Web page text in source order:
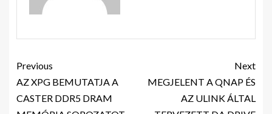
Previous
AZ XPG BEMUTATJA A
CASTER DDR5 DRAM
Next
MEGJELENT A QNAP ÉS
AZ ULINK ÁLTAL